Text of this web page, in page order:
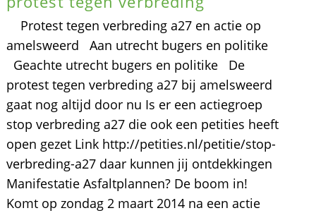
Protest tegen verbreding a27 en actie op
amelsweerd Aan utrecht bugers en politike
Geachte utrecht bugers en politike De
protest tegen verbreding a27 bij amelsweerd
gaat nog altijd door nu Is er een actiegroep
stop verbreding a27 die ook een petities heeft
open gezet Link http://petities.nl/petitie/stop-
verbreding-a27 daar kunnen jij ontdekkingen
Manifestatie Asfaltplannen? De boom in!
Komt op zondag 2 maart 2014 na een actie